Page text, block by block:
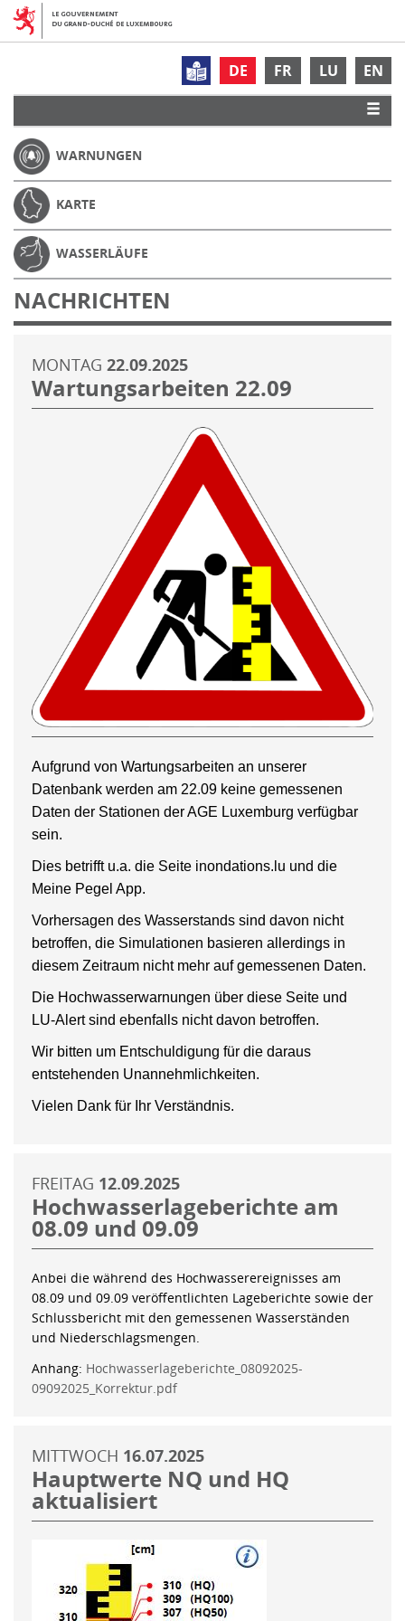
DE FR LU EN
WARNUNGEN
KARTE
WASSERLÄUFE
NACHRICHTEN
MONTAG 22.09.2025
Wartungsarbeiten 22.09
Aufgrund von Wartungsarbeiten an unserer
Datenbank werden am 22.09 keine gemessenen
Daten der Stationen der AGE Luxemburg verfügbar
sein.
Dies betrifft u.a. die Seite inondations.lu und die
Meine Pegel App.
Vorhersagen des Wasserstands sind davon nicht
betroffen, die Simulationen basieren allerdings in
diesem Zeitraum nicht mehr auf gemessenen Daten.
Die Hochwasserwarnungen über diese Seite und
LU-Alert sind ebenfalls nicht davon betroffen.
Wir bitten um Entschuldigung für die daraus
entstehenden Unannehmlichkeiten.
Vielen Dank für Ihr Verständnis.
FREITAG 12.09.2025
Hochwasserlageberichte am
08.09 und 09.09
Anbei die während des Hochwasserereignisses am
08.09 und 09.09 veröffentlichten Lageberichte sowie der
Schlussbericht mit den gemessenen Wasserständen
und Niederschlagsmengen.
Anhang: Hochwasserlageberichte_08092025-
09092025_Korrektur.pdf
MITTWOCH 16.07.2025
Hauptwerte NQ und HQ
aktualisiert